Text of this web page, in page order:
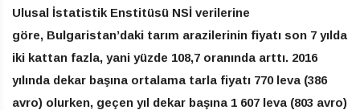
Ulusal İstatistik Enstitüsü NSİ verilerine
göre, Bulgaristan’daki tarım arazilerinin fiyatı son 7 yılda
iki kattan fazla, yani yüzde 108,7 oranında arttı. 2016
yılında dekar başına ortalama tarla fiyatı 770 leva (386
avro) olurken, geçen yıl dekar başına 1 607 leva (803 avro)